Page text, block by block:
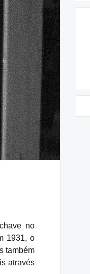
no
1931, o
também
através